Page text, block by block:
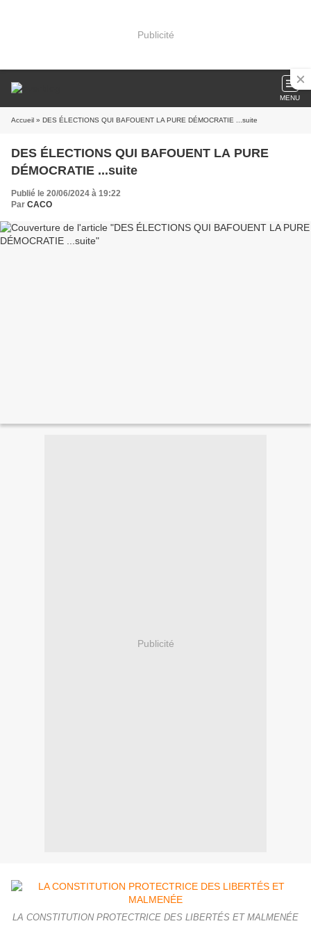
Publicité
MENU
Accueil » DES ÉLECTIONS QUI BAFOUENT LA PURE DÉMOCRATIE ...suite
DES ÉLECTIONS QUI BAFOUENT LA PURE
DÉMOCRATIE ...suite
Publié le 20/06/2024 à 19:22
Par CACO
Publicité
LA CONSTITUTION PROTECTRICE DES LIBERTÉS ET MALMENÉE